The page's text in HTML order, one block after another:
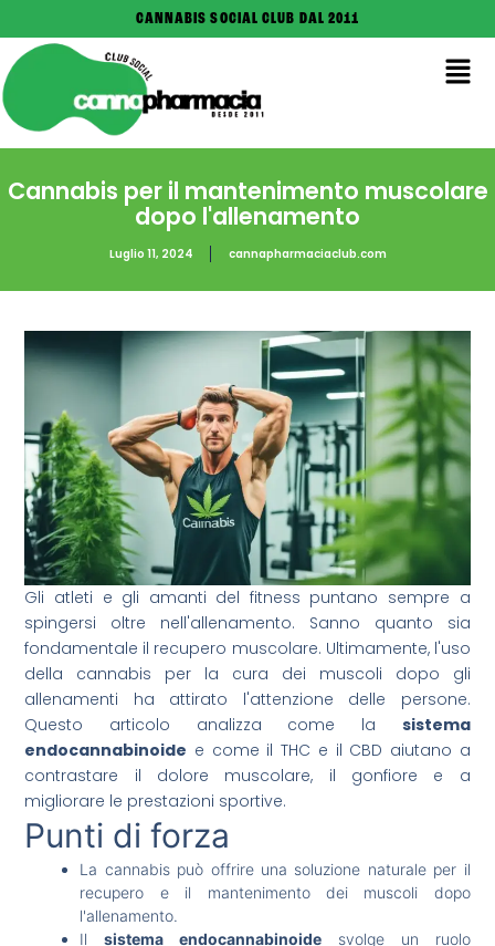
CANNABIS SOCIAL CLUB DAL 2011
Cannabis per il mantenimento muscolare
dopo l'allenamento
Luglio 11, 2024 cannapharmaciaclub.com
Gli atleti e gli amanti del fitness puntano sempre a
spingersi oltre nell'allenamento. Sanno quanto sia
fondamentale il recupero muscolare. Ultimamente, l'uso
della cannabis per la cura dei muscoli dopo gli
allenamenti ha attirato l'attenzione delle persone.
Questo articolo analizza come la sistema
endocannabinoide e come il THC e il CBD aiutano a
contrastare il dolore muscolare, il gonfiore e a
migliorare le prestazioni sportive.
Punti di forza
La cannabis può offrire una soluzione naturale per il
recupero e il mantenimento dei muscoli dopo
l'allenamento.
Ilsistema endocannabinoide svolge un ruolo